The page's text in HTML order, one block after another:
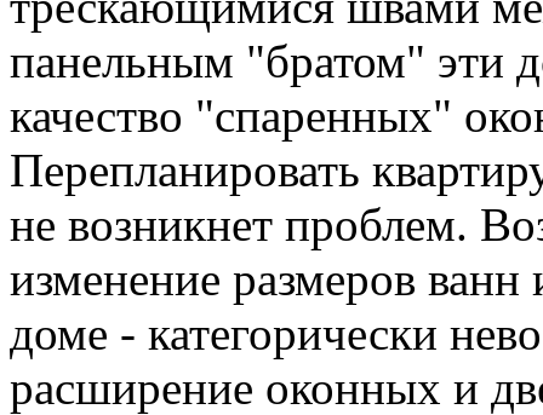
панельным "братом" эти
качество "спаренных"
Перепланировать
не возникнет проблем.
изменение размеров ванн
доме - категорически
расширение оконных и